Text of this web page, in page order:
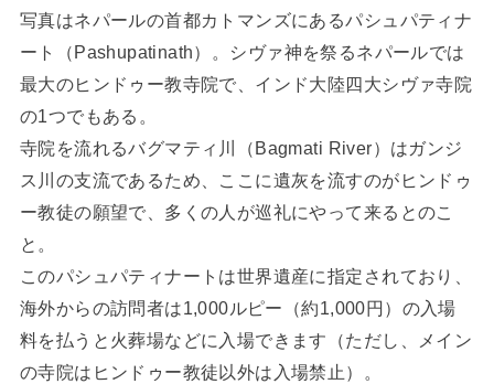
写真はネパールの首都カトマンズにあるパシュパティナ
ート（Pashupatinath）。シヴァ神を祭るネパールでは
最大のヒンドゥー教寺院で、インド大陸四大シヴァ寺院
の1つでもある。
寺院を流れるバグマティ川（Bagmati River）はガンジ
ス川の支流であるため、ここに遺灰を流すのがヒンドゥ
ー教徒の願望で、多くの人が巡礼にやって来るとのこ
と。
このパシュパティナートは世界遺産に指定されており、
海外からの訪問者は1,000ルピー（約1,000円）の入場
料を払うと火葬場などに入場できます（ただし、メイン
の寺院はヒンドゥー教徒以外は入場禁止）。